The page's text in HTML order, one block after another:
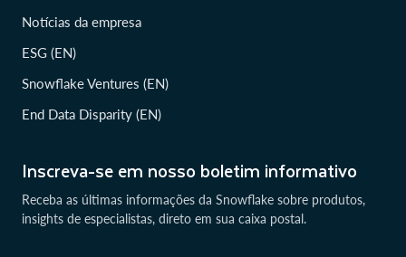
Inscreva-se em nosso boletim informativo
Receba as últimas informações da Snowflake sobre produtos,
insights de especialistas, direto em sua caixa postal.
Notícias da empresa
ESG (EN)
Snowflake Ventures (EN)
End Data Disparity (EN)